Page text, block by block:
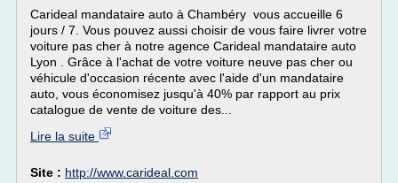
Carideal mandataire auto à Chambéry vous accueille 6
jours / 7. Vous pouvez aussi choisir de vous faire livrer votre
voiture pas cher à notre agence Carideal mandataire auto
Lyon . Grâce à l'achat de votre voiture neuve pas cher ou
véhicule d'occasion récente avec l'aide d'un mandataire
auto, vous économisez jusqu'à 40% par rapport au prix
catalogue de vente de voiture des...
Lire la suite
Site : http://www.carideal.com